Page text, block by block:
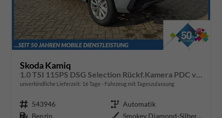
Skoda Kamiq
unverbindliche Lieferzeit: 16 Tage Fahrzeug mit Tageszulassung
Fahrzeugnr. 543946 Getriebe Automatik
Kraftstoff Benzin Außenfarbe Smokey Diamond-Silber Metallic